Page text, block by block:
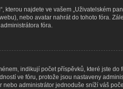
kterou najdete ve vašem „Uživatelském
nebo avatar nahrát do tohoto fóra.
fóra.
indikují počet příspěvků, které jste
ve fóru, protože jsou nastaveny
administrátor jednoduše sníží váš